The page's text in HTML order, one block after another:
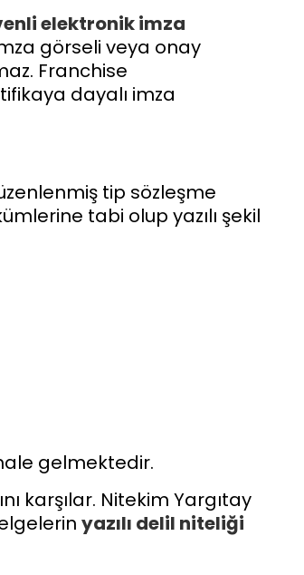
elektronik imza
görseli veya onay
Franchise
dayalı imza
tip sözleşme
tabi olup yazılı şekil
gelmektedir.
karşılar. Nitekim Yargıtay
yazılı delil niteliği